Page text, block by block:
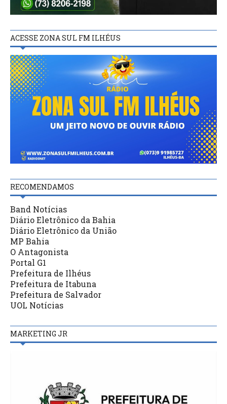
ACESSE ZONA SUL FM ILHÉUS
RECOMENDAMOS
Band Notícias
Diário Eletrônico da Bahia
Diário Eletrônico da União
MP Bahia
O Antagonista
Portal G1
Prefeitura de Ilhéus
Prefeitura de Itabuna
Prefeitura de Salvador
UOL Notícias
MARKETING JR